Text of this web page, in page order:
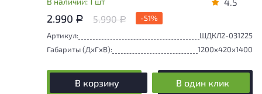
2.990 Р 5.990Р
-51%
Артикул:
ШДКЛ2-031225
Габариты (ДxГxВ):
1200x420x1400
В корзину В один клик